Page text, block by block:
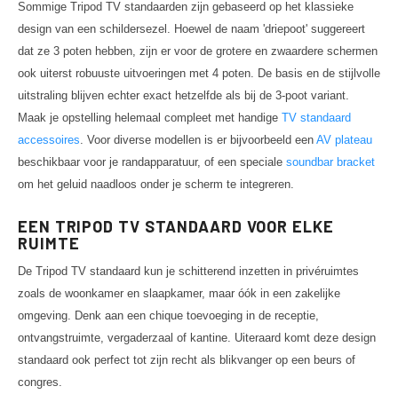
Sommige Tripod TV standaarden zijn gebaseerd op het klassieke
design van een schildersezel. Hoewel de naam 'driepoot' suggereert
dat ze 3 poten hebben, zijn er voor de grotere en zwaardere schermen
ook uiterst robuuste uitvoeringen met 4 poten. De basis en de stijlvolle
uitstraling blijven echter exact hetzelfde als bij de 3-poot variant.
Maak je opstelling helemaal compleet met handige
TV standaard
accessoires. Voor diverse modellen is er bijvoorbeeld een AV plateau
beschikbaar voor je randapparatuur, of een speciale soundbar bracket
om het geluid naadloos onder je scherm te integreren.
EEN TRIPOD TV STANDAARD VOOR ELKE
RUIMTE
De Tripod TV standaard kun je schitterend inzetten in privéruimtes
zoals de woonkamer en slaapkamer, maar óók in een zakelijke
omgeving. Denk aan een chique toevoeging in de receptie,
ontvangstruimte, vergaderzaal of kantine. Uiteraard komt deze design
standaard ook perfect tot zijn recht als blikvanger op een beurs of
congres.